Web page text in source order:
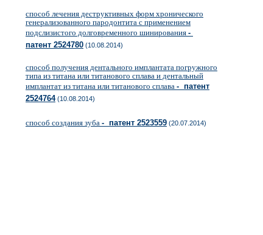
способ лечения деструктивных форм хронического
генерализованного пародонтита с применением
подслизистого долговременного шинирования -
патент 2524780 (10.08.2014)
способ получения дентального имплантата погружного
типа из титана или титанового сплава и дентальный
имплантат из титана или титанового сплава - патент
2524764(10.08.2014)
способ создания зуба - патент 2523559 (20.07.2014)